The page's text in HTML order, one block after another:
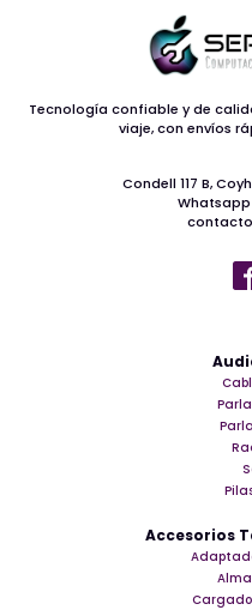
Accesorios
Tecnología confiable y de
viaje, con envíos
Condell 117 B,
Whatsapp